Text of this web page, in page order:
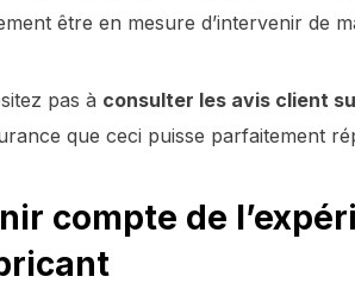
être en mesure d’intervenir de
pas à consulter les avis client
que ceci puisse parfaitement
compte de